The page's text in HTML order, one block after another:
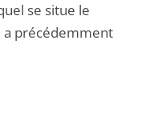
se situe le
a précédemment